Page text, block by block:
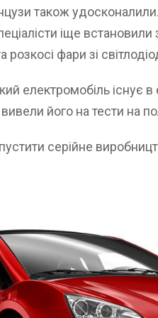
також удосконалили.
іще встановили
розкосі фари зі
електромобіль існує
його на тести на
серійне